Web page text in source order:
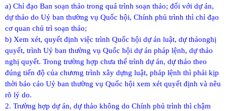
a) Chỉ đạo Ban soạn thảo trong quá trình soạn thảo; đối với dự án,
dự thảo do Uỷ ban thường vụ Quốc hội, Chính phủ trình thì chỉ đạo
cơ quan chủ trì soạn thảo;
b) Xem xét, quyết định việc trình Quốc hội dự án luật, dự thảonghị
quyết, trình Uỷ ban thường vụ Quốc hội dự án pháp lệnh, dự thảo
nghị quyết. Trong trường hợp chưa thể trình dự án, dự thảo theo
đúng tiến độ của chương trình xây dựng luật, pháp lệnh thì phải kịp
thời báo cáo Uỷ ban thường vụ Quốc hội xem xét quyết định và nêu
rõ lý do.
2. Trường hợp dự án, dự thảo không do Chính phủ trình thì chậm